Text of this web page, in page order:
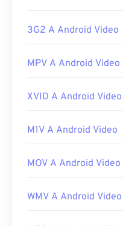
3G2 A Android Video
MPV A Android Video
XVID A Android Video
M1V A Android Video
MOV A Android Video
WMV A Android Video